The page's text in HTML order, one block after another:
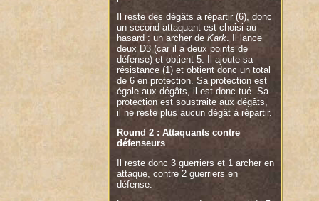
Il reste des dégâts à répartir (6), donc
un second attaquant est choisi au
hasard : un archer de Kark . Il lance
deux D3 (car il a deux points de
défense) et obtient 5. Il ajoute sa
résistance (1) et obtient donc un total
de 6 en protection. Sa protection est
égale aux dégâts, il est donc tué. Sa
protection est soustraite aux dégâts,
il ne reste plus aucun dégât à répartir.
Round 2 : Attaquants contre
défenseurs
Il reste donc 3 guerriers et 1 archer en
attaque, contre 2 guerriers en
défense.